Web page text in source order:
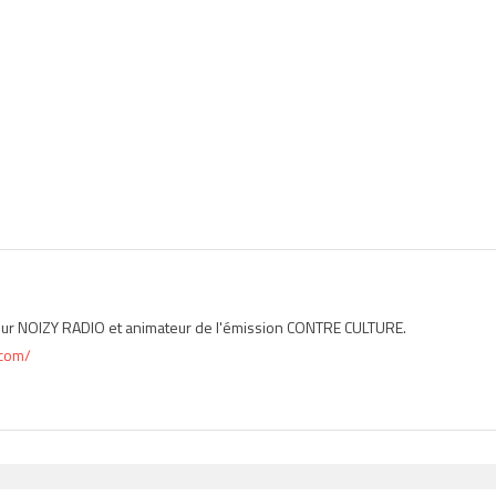
RADIO et animateur de l'émission CONTRE CULTURE.